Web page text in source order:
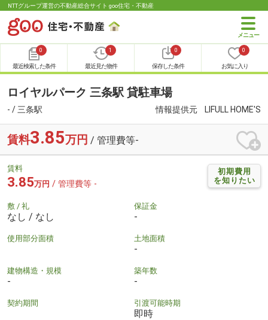
NTTグループ運営の不動産総合サイト goo住宅・不動産
0
最近検索した条件
1
最近見た物件
0
保存した条件
0
お気に入り
ロイヤルパーク 三条駅 貸駐車場
- / 三条駅 情報提供元 LIFULL HOME'S
賃料3.85万円 / 管理費等-
初期費用
を知りたい
賃料
3.85万円 / 管理費等 -
敷 / 礼
なし / なし
保証金
-
使用部分面積 土地面積
-
建物構造・規模
-
築年数
-
契約期間 引渡可能時期
即時